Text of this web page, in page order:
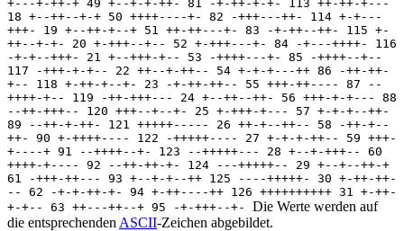
+---+-++-+ 49 +--+-+-++- 81 -+-++-+-+- 113 ++-++-+---
18 +--++--+-+ 50 ++++----+- 82 -+++---++- 114 +-+---
+++- 19 +--++-+--+ 51 ++-++---+- 83 -+-++--++- 115 +-
++--+-+- 20 +-+++--+-- 52 +-+++---+- 84 -+---++++- 116
-+-+--+++- 21 +--+++-+-- 53 -++++---+- 85 -++++--+--
117 -+++-+-+-- 22 ++--+-++-- 54 +-+-+---++ 86 -++-++-
+-- 118 +-++-+--+- 23 -+-++-++-- 55 +++-++---- 87 --
++++-+-- 119 -++-+++--- 24 +--++--++- 56 +++-+-+--- 88
--++-+++-- 120 +++--+--+- 25 +-+++-+--- 57 +-+-+--++-
89 --++-+-++- 121 +++++----- 26 ++-+--++-- 58 -++-+--
++- 90 +-++++---- 122 -+++++---- 27 +-+-+-++-- 59 +++-
+----+ 91 --++++--+- 123 --+++++--- 28 +--+-+++-- 60
++++-+---- 92 --++-++-+- 124 ---+++++-- 29 +--+--++-+
61 -+++-++--- 93 +--+-+--++ 125 ----+++++- 30 +-++-++-
-- 62 -+-+-++-+- 94 +-++----++ 126 ++++++++++ 31 +-++-
+-+-- 63 ++---++--+ 95 -+-+++--+- Die Werte werden auf
die entsprechenden ASCII-Zeichen abgebildet.